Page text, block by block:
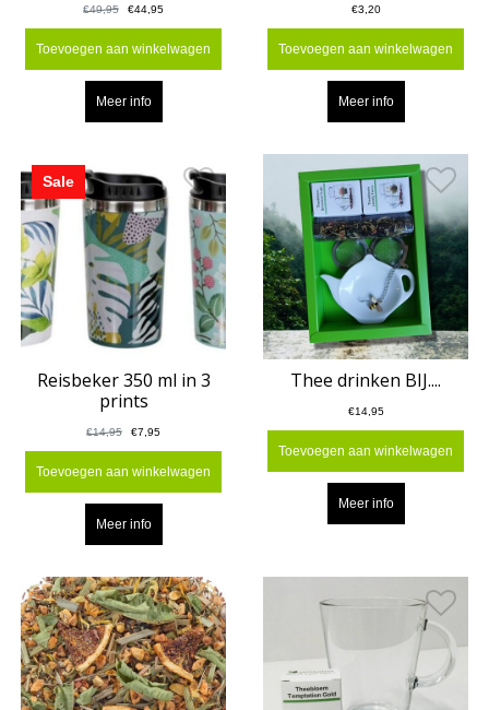
€49,95 €44,95
Toevoegen aan winkelwagen
Meer info
€3,20
Toevoegen aan winkelwagen
Meer info
Sale
Reisbeker 350 ml in 3
prints
€14,95 €7,95
Toevoegen aan winkelwagen
Meer info
Thee drinken BIJ....
€14,95
Toevoegen aan winkelwagen
Meer info